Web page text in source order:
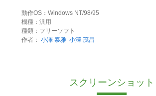
動作OS：Windows NT/98/95
機種：汎用
種類：フリーソフト
作者： 小澤 泰雅 小澤 茂昌
スクリーンショット